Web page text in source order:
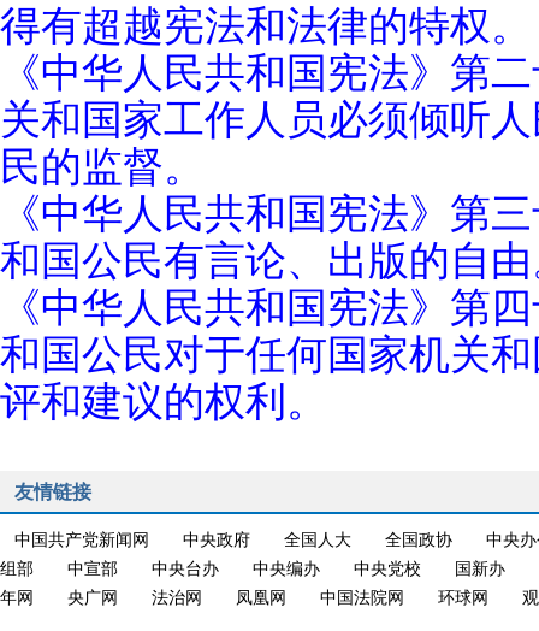
得有超越宪法和法律的特权。
《中华人民共和国宪法》第
关和国家工作人员必须倾听
民的监督。
《中华人民共和国宪法》第
和国公民有言论、出版的自
《中华人民共和国宪法》第
和国公民对于任何国家机关
评和建议的权利。
友情链接
中国共产党新闻网 中央政府 全国人大 全国政协
中央
组部
中宣部 中央台办 中央编办 中央党校
国新办
年网
央广网 法治网 凤凰网 中国法院网 环球网